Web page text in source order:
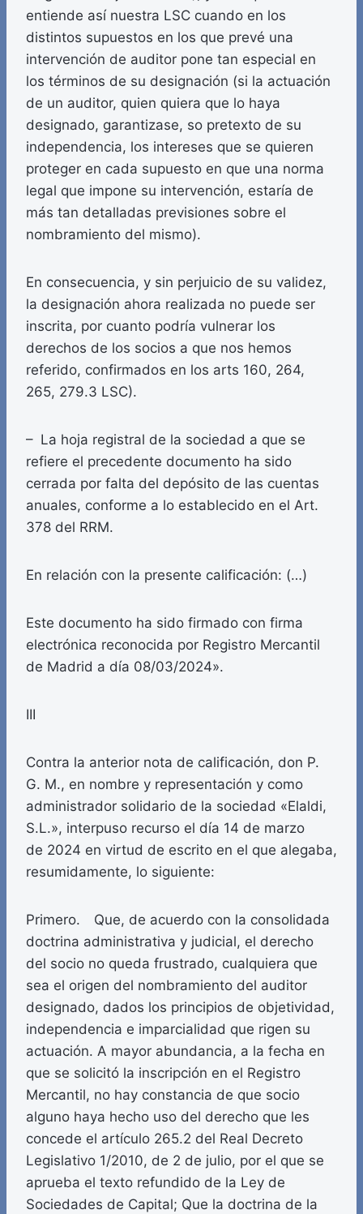
entiende así nuestra LSC cuando en los
distintos supuestos en los que prevé una
intervención de auditor pone tan especial en
los términos de su designación (si la actuación
de un auditor, quien quiera que lo haya
designado, garantizase, so pretexto de su
independencia, los intereses que se quieren
proteger en cada supuesto en que una norma
legal que impone su intervención, estaría de
más tan detalladas previsiones sobre el
nombramiento del mismo).
En consecuencia, y sin perjuicio de su validez,
la designación ahora realizada no puede ser
inscrita, por cuanto podría vulnerar los
derechos de los socios a que nos hemos
referido, confirmados en los arts 160, 264,
265, 279.3 LSC).
– La hoja registral de la sociedad a que se
refiere el precedente documento ha sido
cerrada por falta del depósito de las cuentas
anuales, conforme a lo establecido en el Art.
378 del RRM.
En relación con la presente calificación: (…)
Este documento ha sido firmado con firma
electrónica reconocida por Registro Mercantil
de Madrid a día 08/03/2024».
III
Contra la anterior nota de calificación, don P.
G. M., en nombre y representación y como
administrador solidario de la sociedad «Elaldi,
S.L.», interpuso recurso el día 14 de marzo
de 2024 en virtud de escrito en el que alegaba,
resumidamente, lo siguiente:
Primero. Que, de acuerdo con la consolidada
doctrina administrativa y judicial, el derecho
del socio no queda frustrado, cualquiera que
sea el origen del nombramiento del auditor
designado, dados los principios de objetividad,
independencia e imparcialidad que rigen su
actuación. A mayor abundancia, a la fecha en
que se solicitó la inscripción en el Registro
Mercantil, no hay constancia de que socio
alguno haya hecho uso del derecho que les
concede el artículo 265.2 del Real Decreto
Legislativo 1/2010, de 2 de julio, por el que se
aprueba el texto refundido de la Ley de
Sociedades de Capital; Que la doctrina de la